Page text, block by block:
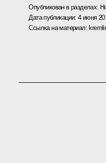
Опубликован в разделах:
Дата публикации:4 июня
Ссылка на материал: